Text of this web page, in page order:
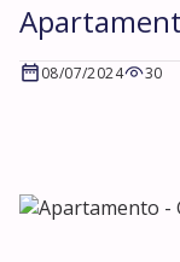
08/07/2024 30